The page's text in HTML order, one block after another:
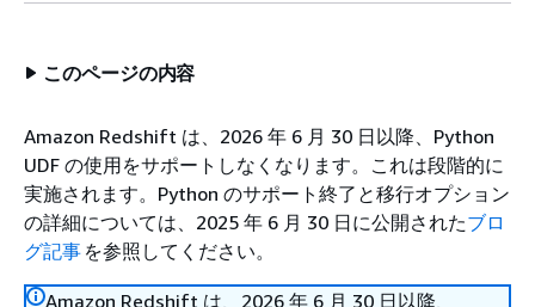
このページの内容
Amazon Redshift は、2026 年 6 月 30 日以降、Python
UDF の使用をサポートしなくなります。これは段階的に
実施されます。Python のサポート終了と移行オプション
の詳細については、2025 年 6 月 30 日に公開されたブロ
グ記事 を参照してください。
Amazon Redshift は、2026 年 6 月 30 日以降、